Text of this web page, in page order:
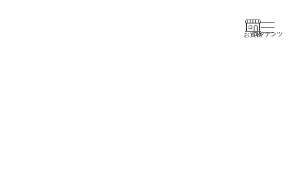
お買物コンテンツ